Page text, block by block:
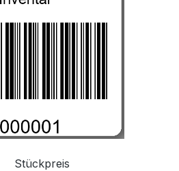
Stückpreis